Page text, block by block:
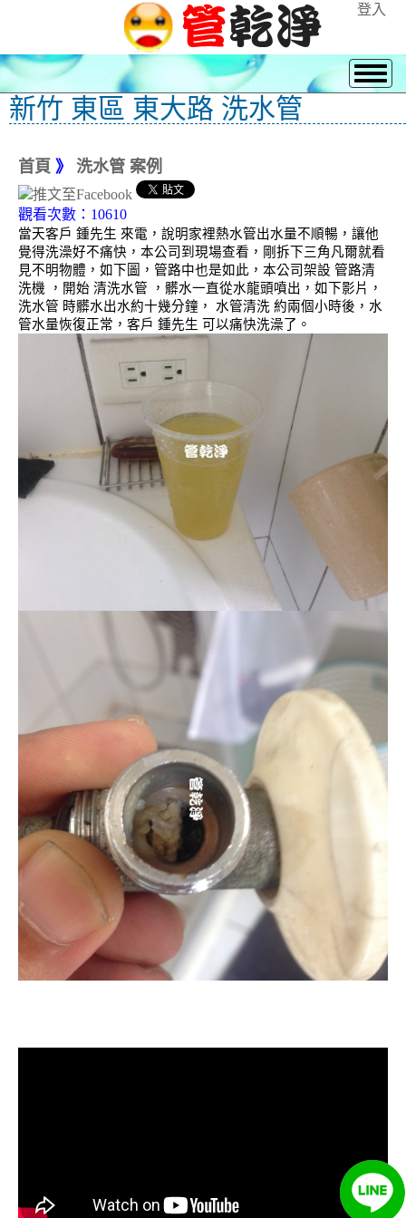
登入
新竹 東區 東大路 洗水管
首頁 》 洗水管 案例
觀看次數：10610
當天客戶 鍾先生 來電，說明家裡熱水管出水量不順暢，讓他
覺得洗澡好不痛快，本公司到現場查看，剛拆下三角凡爾就看
見不明物體，如下圖，管路中也是如此，本公司架設 管路清
洗機 ，開始 清洗水管 ，髒水一直從水龍頭噴出，如下影片，
洗水管 時髒水出水約十幾分鐘， 水管清洗 約兩個小時後，水
管水量恢復正常，客戶 鍾先生 可以痛快洗澡了。